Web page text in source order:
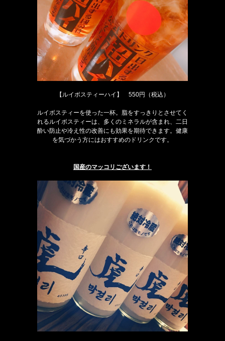
【ルイボスティーハイ】 550円（税込）
ルイボスティーを使った一杯。脂をすっきりとさせてく
れるルイボスティーは、多くのミネラルが含まれ、二日
酔い防止や冷え性の改善にも効果を期待できます。健康
を気づかう方にはおすすめのドリンクです。
国産のマッコリございます！